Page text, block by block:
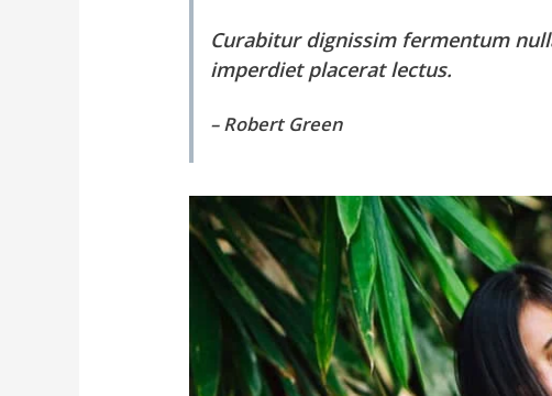
Curabitur dignissim fermentum
imperdiet placerat lectus.
– Robert Green